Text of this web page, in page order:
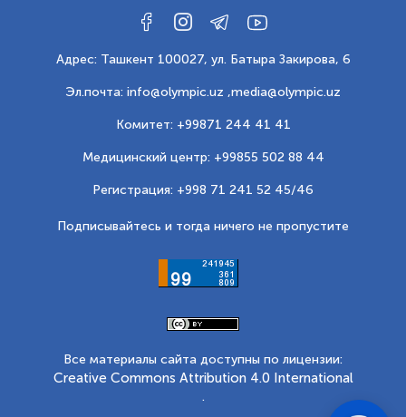
Адрес: Ташкент 100027, ул. Батыра Закирова, 6
Эл.почта: info@olympic.uz ,media@olympic.uz
Комитет: +99871 244 41 41
Медицинский центр: +99855 502 88 44
Регистрация: +998 71 241 52 45/46
Подписывайтесь и тогда ничего не пропустите
Все материалы сайта доступны по лицензии:
Creative Commons Attribution 4.0 International
.